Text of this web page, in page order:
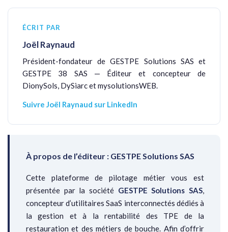
ÉCRIT PAR
Joël Raynaud
Président-fondateur de GESTPE Solutions SAS et
GESTPE 38 SAS — Éditeur et concepteur de
DionySols, DySiarc et mysolutionsWEB.
Suivre Joël Raynaud sur LinkedIn
À propos de l’éditeur : GESTPE Solutions SAS
Cette plateforme de pilotage métier vous est
présentée par la société GESTPE Solutions SAS
concepteur d’utilitaires SaaS interconnectés dédiés à
la gestion et à la rentabilité des TPE de la
restauration et des métiers de bouche. Afin d’offrir